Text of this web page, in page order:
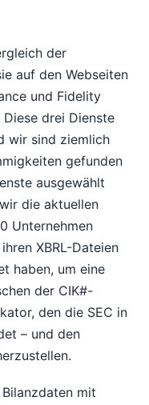
der
auf den Webseiten
und Fidelity
drei Dienste
wir sind ziemlich
gefunden
ausgewählt
die aktuellen
Unternehmen
XBRL-Dateien
haben, um eine
der CIK#-
den die SEC in
– und den
mit